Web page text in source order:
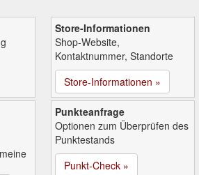
Store-Informationen
Shop-Website,
Kontaktnummer, Standorte
Store-Informationen »
Punkteanfrage
Optionen zum Überprüfen des
Punktestands
Punkt-Check »